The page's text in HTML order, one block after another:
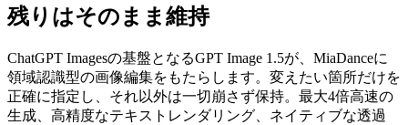
残りはそのまま維持
ChatGPT Imagesの基盤となるGPT Image 1.5が、MiaDanceに
領域認識型の画像編集をもたらします。変えたい箇所だけを
正確に指定し、それ以外は一切崩さず保持。最大4倍高速の
生成、高精度なテキストレンダリング、ネイティブな透過